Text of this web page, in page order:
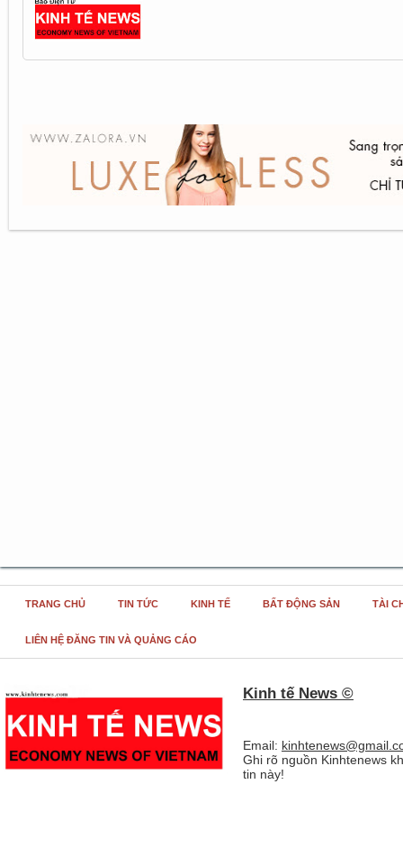
TRANG CHỦ TIN TỨC KINH TẾ BẤT ĐỘNG SẢN TÀI
LIÊN HỆ ĐĂNG TIN VÀ QUẢNG CÁO
Kinh tế News ©
Email:
Ghi rõ nguồn Kinhtenews
tin này!